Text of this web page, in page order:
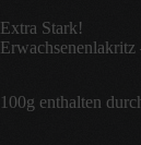
Extra Stark!
100g enthalten